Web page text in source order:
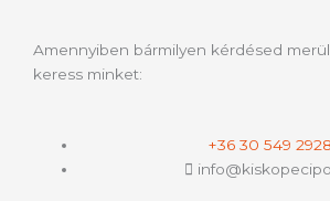
Amennyiben bármilyen kérdésed
keress minket:
+36 30 549 2928